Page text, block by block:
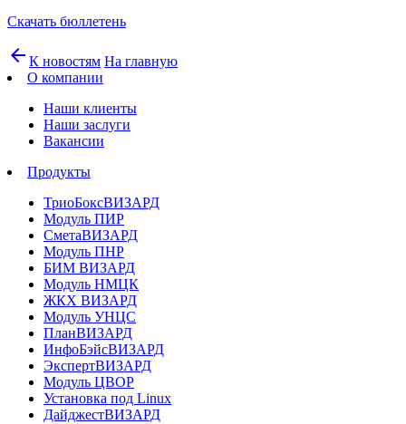
Скачать бюллетень
arrow_back К новостям На главную
О компании
Наши клиенты
Наши заслуги
Вакансии
Продукты
ТриоБоксВИЗАРД
Модуль ПИР
СметаВИЗАРД
Модуль ПНР
БИМ ВИЗАРД
Модуль НМЦК
ЖКХ ВИЗАРД
Модуль УНЦС
ПланВИЗАРД
ИнфоБэйсВИЗАРД
ЭкспертВИЗАРД
Модуль ЦВОР
Установка под Linux
ДайджестВИЗАРД